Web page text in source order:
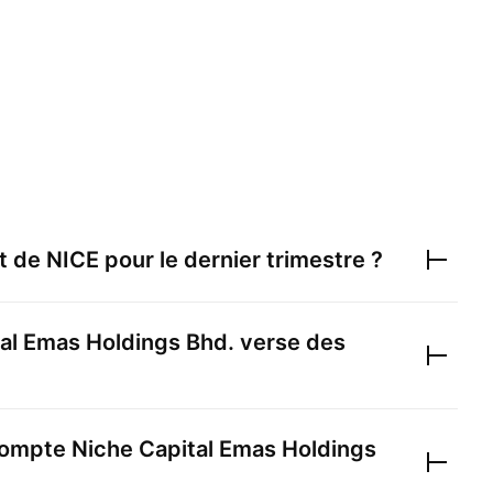
de NICE pour le dernier trimestre ?
Emas Holdings Bhd. verse des
Niche Capital Emas Holdings